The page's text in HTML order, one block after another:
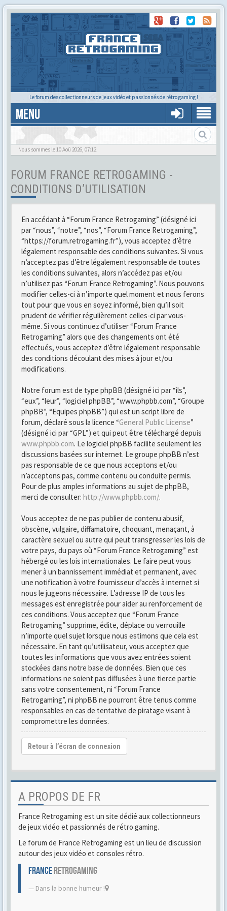
Le forum des collectionneurs de jeux vidéo et passionnés de rétro gaming !
MENU
Gère ton profil et tes préférences
Nous sommes le 10 Aoû 2026, 07:12
FORUM FRANCE RETROGAMING -
CONDITIONS D’UTILISATION
En accédant à “Forum France Retrogaming” (désigné ici
par “nous”, “notre”, “nos”, “Forum France Retrogaming”,
“https://forum.retrogaming.fr”), vous acceptez d’être
légalement responsable des conditions suivantes. Si vous
n’acceptez pas d’être légalement responsable de toutes
les conditions suivantes, alors n’accédez pas et/ou
n’utilisez pas “Forum France Retrogaming”. Nous pouvons
modifier celles-ci à n’importe quel moment et nous ferons
tout pour que vous en soyez informé, bien qu’il soit
prudent de vérifier régulièrement celles-ci par vous-
même. Si vous continuez d’utiliser “Forum France
Retrogaming” alors que des changements ont été
effectués, vous acceptez d’être légalement responsable
des conditions découlant des mises à jour et/ou
modifications.
Notre forum est de type phpBB (désigné ici par “ils”,
“eux”, “leur”, “logiciel phpBB”, “www.phpbb.com”, “Groupe
phpBB”, “Equipes phpBB”) qui est un script libre de
forum, déclaré sous la licence “General Public License”
(désigné ici par “GPL”) et qui peut être téléchargé depuis
www.phpbb.com. Le logiciel phpBB facilite seulement les
discussions basées sur internet. Le groupe phpBB n’est
pas responsable de ce que nous acceptons et/ou
n’acceptons pas, comme contenu ou conduite permis.
Pour de plus amples informations au sujet de phpBB,
merci de consulter: http://www.phpbb.com/.
Vous acceptez de ne pas publier de contenu abusif,
obscène, vulgaire, diffamatoire, choquant, menaçant, à
caractère sexuel ou autre qui peut transgresser les lois de
votre pays, du pays où “Forum France Retrogaming” est
hébergé ou les lois internationales. Le faire peut vous
mener à un bannissement immédiat et permanent, avec
une notification à votre fournisseur d’accès à internet si
nous le jugeons nécessaire. L’adresse IP de tous les
messages est enregistrée pour aider au renforcement de
ces conditions. Vous acceptez que “Forum France
Retrogaming” supprime, édite, déplace ou verrouille
n’importe quel sujet lorsque nous estimons que cela est
nécessaire. En tant qu’utilisateur, vous acceptez que
toutes les informations que vous avez entrées soient
stockées dans notre base de données. Bien que ces
informations ne soient pas diffusées à une tierce partie
sans votre consentement, ni “Forum France
Retrogaming”, ni phpBB ne pourront être tenus comme
responsables en cas de tentative de piratage visant à
compromettre les données.
Retour à l’écran de connexion
A PROPOS DE FR
France Retrogaming est un site dédié aux collectionneurs
de jeux vidéo et passionnés de rétro gaming.
Le forum de France Retrogaming est un lieu de discussion
autour des jeux vidéo et consoles rétro.
FRANCERETROGAMING
Dans la bonne humeur !